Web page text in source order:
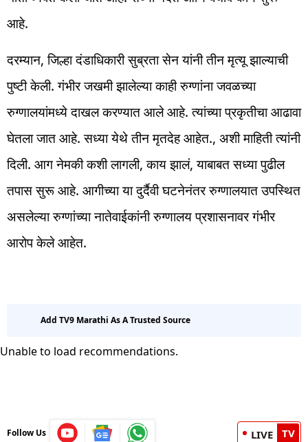
आहे.
दरम्यान, जिल्हा दंडाधिकारी सुब्रता सेन यांनी तीन मृत्यू झाल्याची
पुष्टी केली. गंभीर जखमी झालेल्या काही रुग्णांना जवळच्या
रुग्णालयांमध्ये दाखल करण्यात आले आहे. त्यांच्या प्रकृतीचा आढावा
घेतला जात आहे. सध्या येथे तीन मृतदेह आहेत., अशी माहिती त्यांनी
दिली. आग नेमकी कशी लागली, काय झालं, याबाबत सध्या पुढील
तपास सुरू आहे. आगीच्या या दुर्दैवी घटनेनंतर रुग्णालयात उपस्थित
असलेल्या रुग्णांच्या नातेवाईकांनी रुग्णालय प्रशासनावर गंभीर
आरोप केले आहेत.
Add TV9 Marathi As A Trusted Source
Unable to load recommendations.
Follow Us LIVE TV